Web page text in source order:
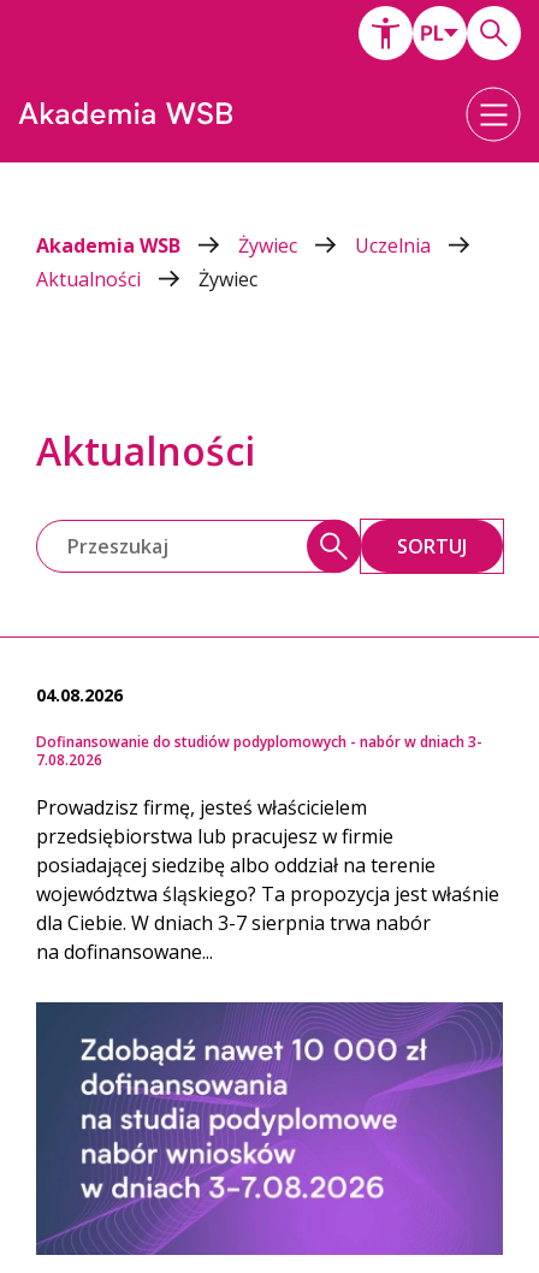
Akademia WSB Żywiec
Uczelnia
Aktualności
Żywiec
Aktualności
SORTUJ
04.08.2026
Dofinansowanie do studiów podyplomowych - nabór w dniach 3-
7.08.2026
Prowadzisz firmę, jesteś właścicielem
przedsiębiorstwa lub pracujesz w firmie
posiadającej siedzibę albo oddział na terenie
województwa śląskiego? Ta propozycja jest właśnie
dla Ciebie. W dniach 3-7 sierpnia trwa nabór
na dofinansowane...